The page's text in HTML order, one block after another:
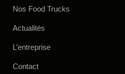
Nos Food Trucks
Actualités
L’entreprise
Contact